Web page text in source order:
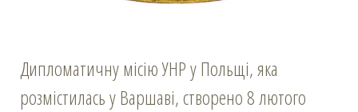
Дипломатичну місію УНР у Польщі, яка
розмістилась у Варшаві, створено 8 лютого